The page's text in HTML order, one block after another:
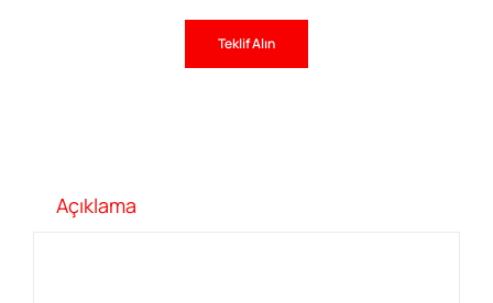
Teklif Alın
Açıklama